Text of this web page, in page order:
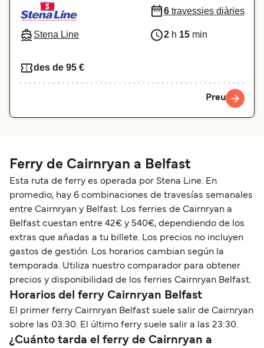
المغرب
Stena Line
6 travessies diàries
2 h 15 min
des de 95 €
Preu
Ferry de Cairnryan a Belfast
Esta ruta de ferry es operada por Stena Line. En
promedio, hay 6 combinaciones de travesías semanales
entre Cairnryan y Belfast. Los ferries de Cairnryan a
Belfast cuestan entre 42€ y 540€, dependiendo de los
extras que añadas a tu billete. Los precios no incluyen
gastos de gestión. Los horarios cambian según la
temporada. Utiliza nuestro comparador para obtener
precios y disponibilidad de los ferries Cairnryan Belfast.
Horarios del ferry Cairnryan Belfast
El primer ferry Cairnryan Belfast suele salir de Cairnryan
sobre las 03:30. El último ferry suele salir a las 23:30.
¿Cuánto tarda el ferry de Cairnryan a